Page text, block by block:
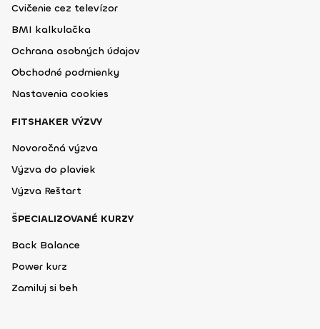
Cvičenie cez televízor
BMI kalkulačka
Ochrana osobných údajov
Obchodné podmienky
Nastavenia cookies
FITSHAKER VÝZVY
Novoročná výzva
Výzva do plaviek
Výzva Reštart
ŠPECIALIZOVANÉ KURZY
Back Balance
Power kurz
Zamiluj si beh